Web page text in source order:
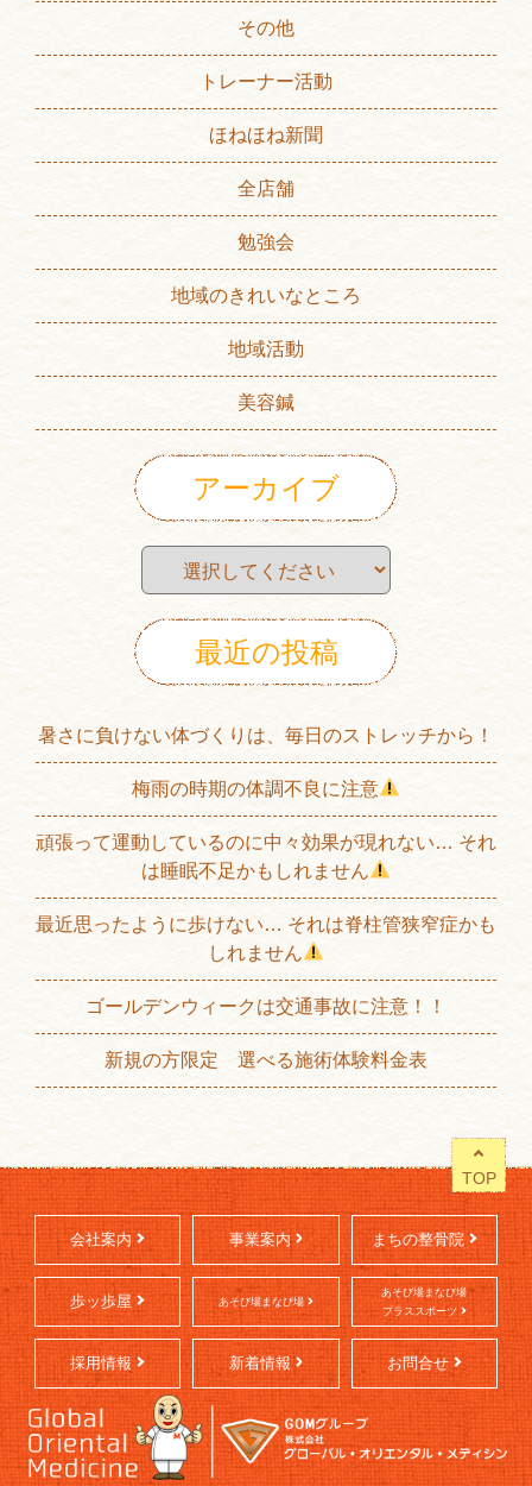
その他
トレーナー活動
ほねほね新聞
全店舗
勉強会
地域のきれいなところ
地域活動
美容鍼
アーカイブ
最近の投稿
暑さに負けない体づくりは、毎日のストレッチから！
梅雨の時期の体調不良に注意
頑張って運動しているのに中々効果が現れない… それ
は睡眠不足かもしれません
最近思ったように歩けない… それは脊柱管狭窄症かも
しれません
ゴールデンウィークは交通事故に注意！！
新規の方限定 選べる施術体験料金表
TOP
会社案内 事業案内 まちの整骨院
歩ッ歩屋 あそび場まなび場
あそび場まなび場
プラススポーツ
採用情報 新着情報 お問合せ